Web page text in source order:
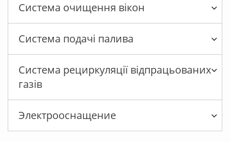
Система очищення вікон
Система подачі палива
Система рециркуляції відпрацьованих
газів
Электрооснащение